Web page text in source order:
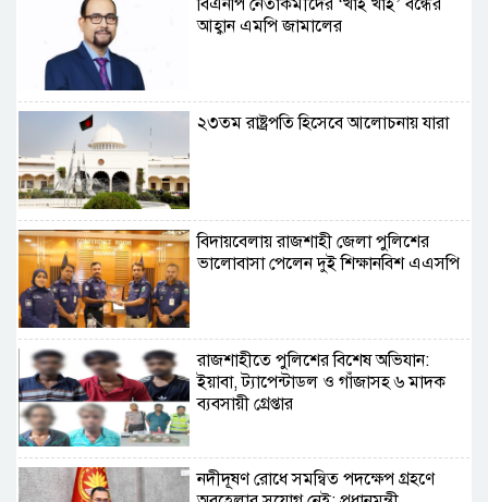
বিএনপি নেতাকর্মীদের ‘খাই খাই’ বন্ধের
আহ্বান এমপি জামালের
২৩তম রাষ্ট্রপতি হিসেবে আলোচনায় যারা
বিদায়বেলায় রাজশাহী জেলা পুলিশের
ভালোবাসা পেলেন দুই শিক্ষানবিশ এএসপি
রাজশাহীতে পুলিশের বিশেষ অভিযান:
ইয়াবা, ট্যাপেন্টাডল ও গাঁজাসহ ৬ মাদক
ব্যবসায়ী গ্রেপ্তার
নদীদূষণ রোধে সমন্বিত পদক্ষেপ গ্রহণে